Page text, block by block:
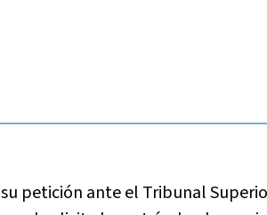
petición ante el Tribunal